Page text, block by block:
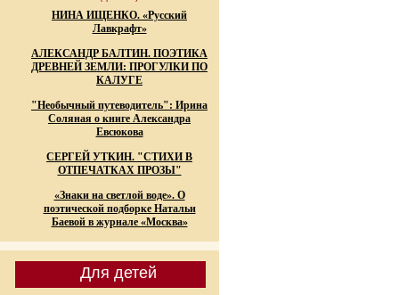
НИНА ИЩЕНКО. «Русский
Лавкрафт»
АЛЕКСАНДР БАЛТИН. ПОЭТИКА
ДРЕВНЕЙ ЗЕМЛИ: ПРОГУЛКИ ПО
КАЛУГЕ
"Необычный путеводитель": Ирина
Соляная о книге Александра
Евсюкова
СЕРГЕЙ УТКИН. "СТИХИ В
ОТПЕЧАТКАХ ПРОЗЫ"
«Знаки на светлой воде». О
поэтической подборке Натальи
Баевой в журнале «Москва»
Для детей